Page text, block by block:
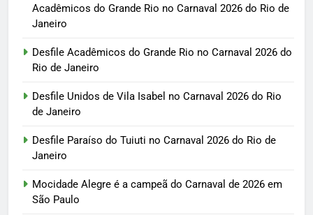
Acadêmicos do Grande Rio no Carnaval 2026 do Rio de
Janeiro
Desfile Acadêmicos do Grande Rio no Carnaval 2026 do
Rio de Janeiro
Desfile Unidos de Vila Isabel no Carnaval 2026 do Rio
de Janeiro
Desfile Paraíso do Tuiuti no Carnaval 2026 do Rio de
Janeiro
Mocidade Alegre é a campeã do Carnaval de 2026 em
São Paulo